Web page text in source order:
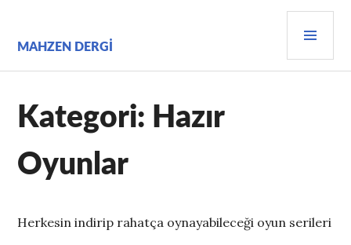
MAHZEN DERGI
Kategori: Hazır
Oyunlar
Herkesin indirip rahatça oynayabileceği oyun serileri